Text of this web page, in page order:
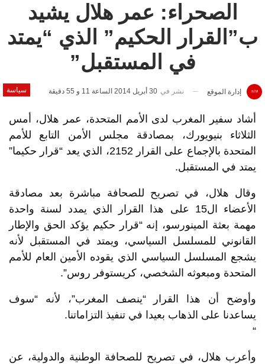
الصحراء: عمر هلال يشيد
ب”القرار الحكيم” الذي “يمتد
في المستقبل”
سياسة إدارة الموقع نشر في 30 أبريل 2014 الساعة 11 و 55 دقيقة
أشاد سفير المغرب لدى الأمم المتحدة، عمر هلال، أمس
الثلاثاء بنيويورك، بمصادقة مجلس الأمن التابع للأمم
المتحدة بالإجماع على القرار 2152، الذي يعد “قرار حكيما”
يمتد في المستقبل.
وقال هلال، في تصريح للصحافة مباشرة بعد مصادقة
الأعضاء ال15 على هذا القرار الذي يمدد لسنة واحدة
مهمة بعثة المينورسو، إنه “قرار حكيم يؤكد الحق والإطار
القانوني للمسلسل السياسي، ويمتد في المستقبل لأنه
يشجع المسلسل السياسي الذي يقوده الأمين العام للأمم
المتحدة ومبعوثه الشخصي، كريستوفر روس”.
وأوضح أن هذا القرار “ينصف المغرب”، لأنه “سوف
يساعدنا على الذهاب بعيدا في تنفيذ التزاماتنا.
“
وأعرب هلال، في تصريح للصحافة الوطنية والدولية، عن